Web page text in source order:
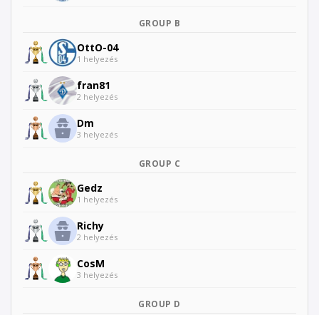
GROUP B
OttO-04
1 helyezés
fran81
2 helyezés
Dm
3 helyezés
GROUP C
Gedz
1 helyezés
Richy
2 helyezés
CosM
3 helyezés
GROUP D